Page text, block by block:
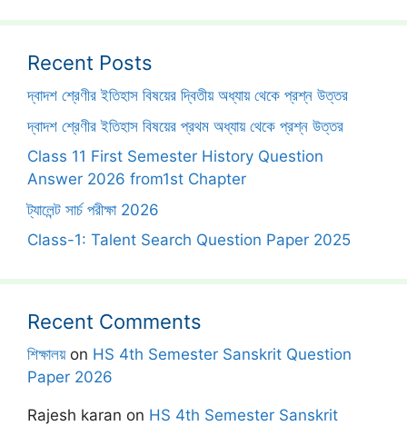
Recent Posts
দ্বাদশ শ্রেণীর ইতিহাস বিষয়ের দ্বিতীয় অধ্যায় থেকে প্রশ্ন উত্তর
দ্বাদশ শ্রেণীর ইতিহাস বিষয়ের প্রথম অধ্যায় থেকে প্রশ্ন উত্তর
Class 11 First Semester History Question
Answer 2026 from1st Chapter
ট্যালেন্ট সার্চ পরীক্ষা 2026
Class-1: Talent Search Question Paper 2025
Recent Comments
শিক্ষালয়on HS 4th Semester Sanskrit Question
Paper 2026
Rajesh karan on HS 4th Semester Sanskrit